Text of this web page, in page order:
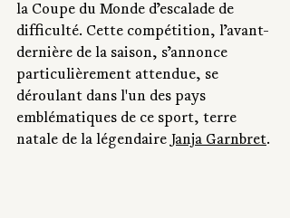
la Coupe du Monde d’escalade de
difficulté. Cette compétition, l’avant-
dernière de la saison, s’annonce
particulièrement attendue, se
déroulant dans l'un des pays
emblématiques de ce sport, terre
natale de la légendaire Janja Garnbret.